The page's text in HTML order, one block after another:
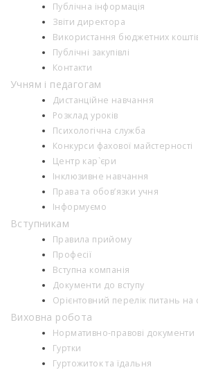
Публічна інформація
Звіти директора
Використання бюджетних
Публічні закупівлі
Контакти
Учням і педагогам
Дистанційне навчання
Розклад уроків
Психологiчна служба
Конкурси фахової майстерності
Центр кар`єри
Інклюзивне навчання
Права та обов’язки учня
Інформуємо
Вступникам
Правила прийому
Професії
Вступна компанія
Документи до вступу
Орієнтовний перелік питань на
Виховна робота
Нормативно-правові документи
Гуртки
Гуртожиток та їдальня